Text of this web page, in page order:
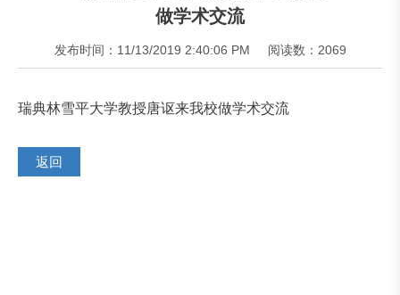
做学术交流
发布时间：11/13/2019 2:40:06 PM 阅读数：2069
瑞典林雪平大学教授唐讴来我校做学术交流
返回